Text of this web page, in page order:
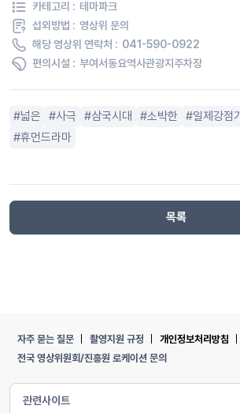
카테고리 : 테마파크
섭외방법 : 영상위 문의
해당 영상위 연락처 : 041-590-0922
편의시설 : 부여서동요역사관광지주차장
넓은 사극 삼국시대 소박한 일제강점기
휴먼드라마
목록
자주 묻는 질문 촬영지원 규정
개인정보처리방침
전국 영상위원회/진흥원 로케이션 문의